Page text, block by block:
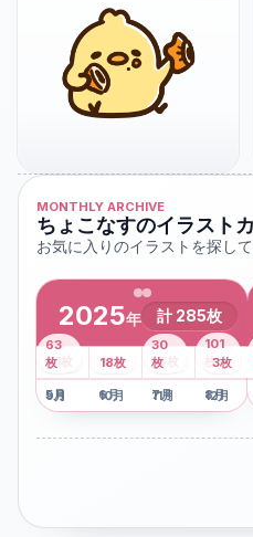
MONTHLY ARCHIVE
ちょこなすのイラスト
お気に入りのイラストを探し
2025年 計 285枚
1月
2枚 2月 3月 4月
8枚
5月
41 枚
6月
13枚
7月
6枚
8月
101
枚
9月
63
枚
10月
18枚
11月
30
枚
12月
3枚